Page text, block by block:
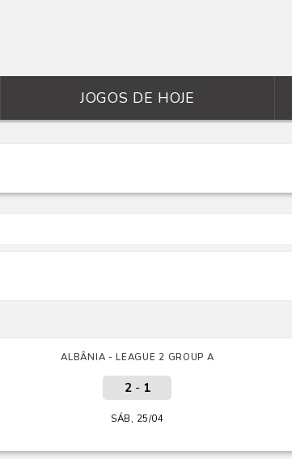
JOGOS DE HOJE
ALBÂNIA - LEAGUE 2 GROUP A
2- 1
SÁB, 25/04